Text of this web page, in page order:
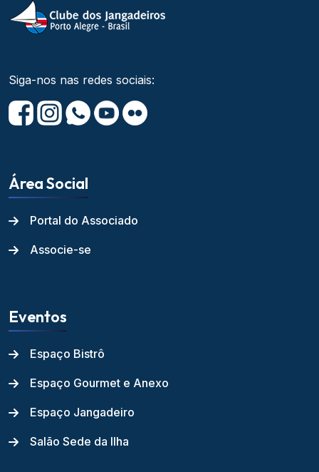
Siga-nos nas redes sociais:
Área Social
Portal do Associado
Associe-se
Eventos
Espaço Bistrô
Espaço Gourmet e Anexo
Espaço Jangadeiro
Salão Sede da Ilha